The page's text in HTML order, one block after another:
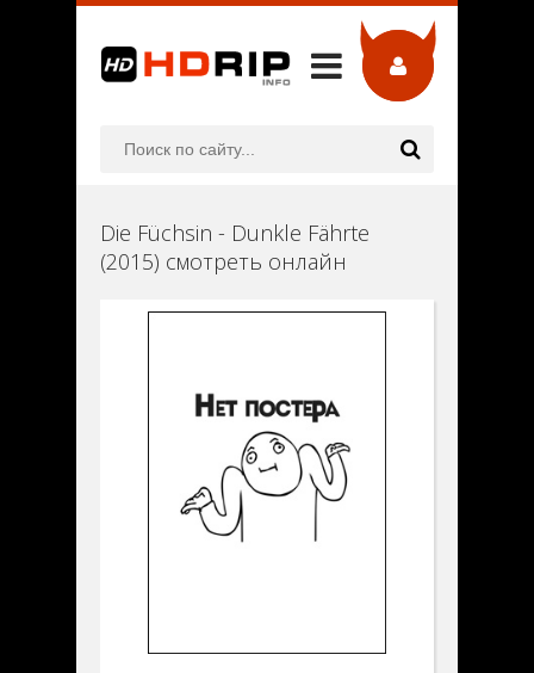
Die Füchsin - Dunkle Fährte
(2015) смотреть онлайн